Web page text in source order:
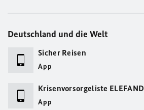
Deutschland und die Welt
Sicher Reisen
App
Krisenvorsorgeliste ELEFAND
App